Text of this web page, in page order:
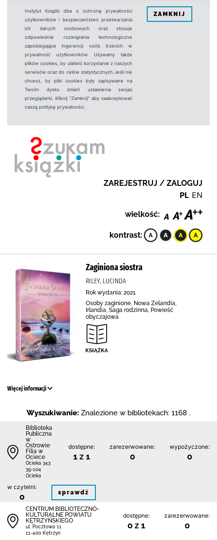
Instytut Książki dba o ochronę prywatności
użytkowników i bezpieczeństwo przetwarzania
ich danych osobowych oraz stosuje
odpowiednie rozwiązania technologiczne
zapobiegające ingerencji osób trzecich w
prywatność użytkowników. Używamy także
plików cookies, by ułatwić korzystanie z naszych
serwisów oraz do celów statystycznych.Jeśli nie
chcesz, by pliki cookies były zapisywane na
Twoim dysku zmień ustawienia swojej
przeglądarki. Kliknij "Zamknij" aby zaakceptować
naszą politykę prywatności.
ZAMKNIJ
ZAREJESTRUJ / ZALOGUJ
PL EN
wielkość:
kontrast:
Zaginiona siostra
RILEY, LUCINDA
Rok wydania: 2021.
Osoby zaginione, Nowa Zelandia,
Irlandia, Saga rodzinna, Powieść
obyczajowa
Więcej informacji
Wyszukiwanie: Znalezione w bibliotekach: 1168 .
Biblioteka
Publiczna
w
Ostrowie
Filia w
Ociece
Ocieka 343
39-104
Ocieka
dostępne:
1 z 1
zarezerwowane:
0
wypożyczone:
0
w czytelni:
0 sprawdź
CENTRUM BIBLIOTECZNO-
KULTURALNE POWIATU
KĘTRZYŃSKIEGO
ul. Pocztowa 11
11-400 Kętrzyn
dostępne:
0 z 1
zarezerwowane:
0